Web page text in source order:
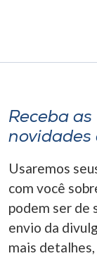
Receba as
novidades
Usaremos
com você
podem ser de
envio da
mais